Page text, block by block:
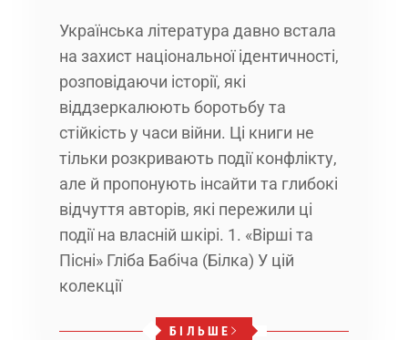
Українська література давно встала
на захист національної ідентичності,
розповідаючи історії, які
віддзеркалюють боротьбу та
стійкість у часи війни. Ці книги не
тільки розкривають події конфлікту,
але й пропонують інсайти та глибокі
відчуття авторів, які пережили ці
події на власній шкірі. 1. «Вірші та
Пісні» Гліба Бабіча (Білка) У цій
колекції
БІЛЬШЕ